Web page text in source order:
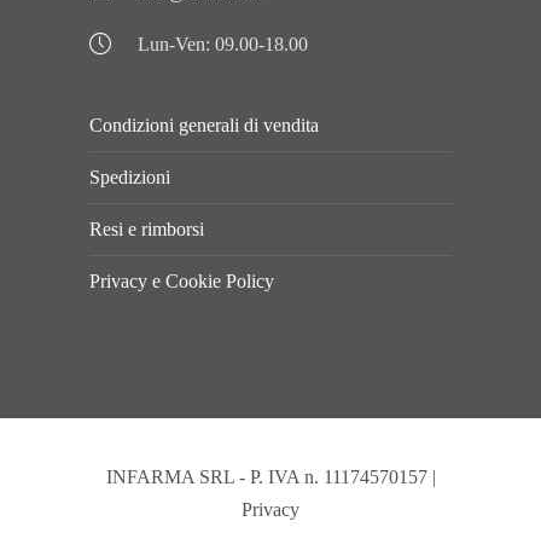
Lun-Ven: 09.00-18.00
Condizioni generali di vendita
Spedizioni
Resi e rimborsi
Privacy e Cookie Policy
INFARMA SRL - P. IVA n. 11174570157 |
Privacy